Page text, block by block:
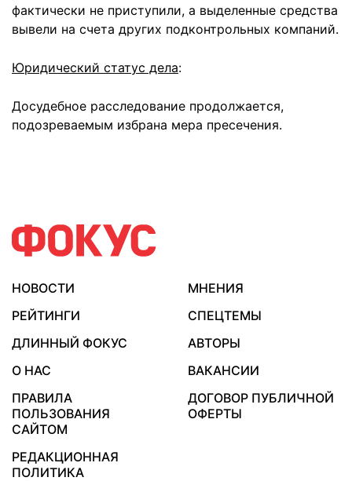
фактически не приступили, а выделенные средства
вывели на счета других подконтрольных компаний.
Юридический статус дела:
Досудебное расследование продолжается,
подозреваемым избрана мера пресечения.
НОВОСТИ
МНЕНИЯ
РЕЙТИНГИ
СПЕЦТЕМЫ
ДЛИННЫЙ ФОКУС
АВТОРЫ
О НАС
ВАКАНСИИ
ПРАВИЛА
ПОЛЬЗОВАНИЯ
САЙТОМ
ДОГОВОР ПУБЛИЧНОЙ
ОФЕРТЫ
РЕДАКЦИОННАЯ
ПОЛИТИКА